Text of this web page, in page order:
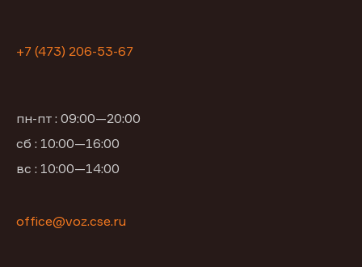
+7 (473) 206-53-67
пн-пт : 09:00—20:00
сб : 10:00—16:00
вс : 10:00—14:00
office@voz.cse.ru